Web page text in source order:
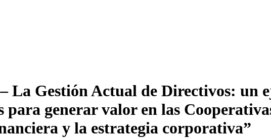
La Gestión Actual de Directivos: un
para generar valor en las
y la estrategia corporativa”